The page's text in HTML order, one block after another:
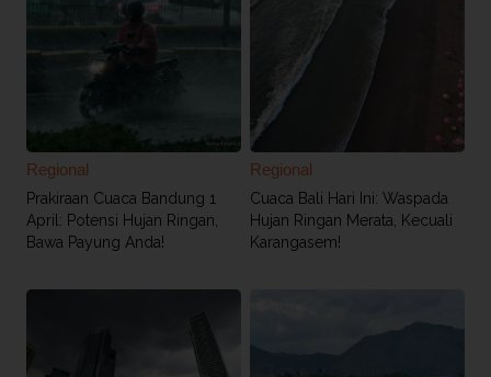
Regional
Prakiraan Cuaca Bandung 1
April: Potensi Hujan Ringan,
Bawa Payung Anda!
Regional
Cuaca Bali Hari Ini: Waspada
Hujan Ringan Merata, Kecuali
Karangasem!